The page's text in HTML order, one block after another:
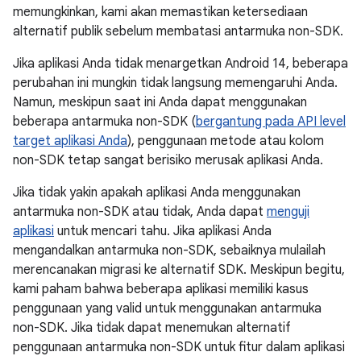
memungkinkan, kami akan memastikan ketersediaan
alternatif publik sebelum membatasi antarmuka non-SDK.
Jika aplikasi Anda tidak menargetkan Android 14, beberapa
perubahan ini mungkin tidak langsung memengaruhi Anda.
Namun, meskipun saat ini Anda dapat menggunakan
beberapa antarmuka non-SDK (bergantung pada API level
target aplikasi Anda), penggunaan metode atau kolom
non-SDK tetap sangat berisiko merusak aplikasi Anda.
Jika tidak yakin apakah aplikasi Anda menggunakan
antarmuka non-SDK atau tidak, Anda dapat menguji
aplikasi untuk mencari tahu. Jika aplikasi Anda
mengandalkan antarmuka non-SDK, sebaiknya mulailah
merencanakan migrasi ke alternatif SDK. Meskipun begitu,
kami paham bahwa beberapa aplikasi memiliki kasus
penggunaan yang valid untuk menggunakan antarmuka
non-SDK. Jika tidak dapat menemukan alternatif
penggunaan antarmuka non-SDK untuk fitur dalam aplikasi